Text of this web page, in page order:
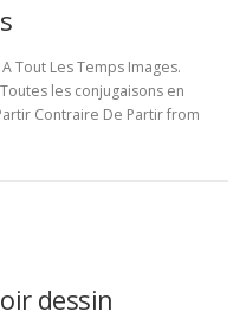
Tout Les Temps Images.
les conjugaisons en
Contraire De Partir from
dessin